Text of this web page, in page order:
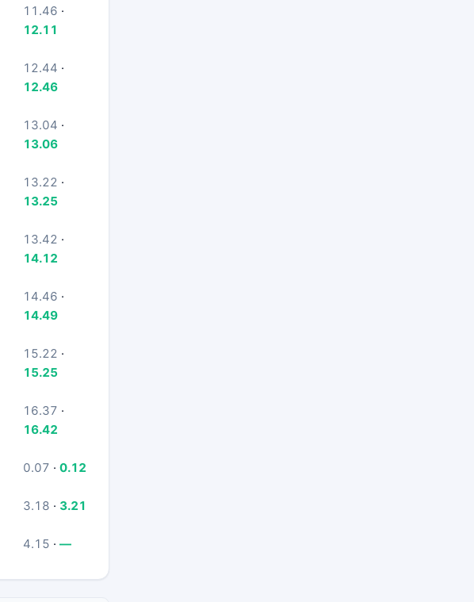
11.46 ·
12.11
12.44 ·
12.46
13.04 ·
13.06
13.22 ·
13.25
13.42 ·
14.12
14.46 ·
14.49
15.22 ·
15.25
16.37 ·
16.42
0.07 · 0.12
3.18 · 3.21
4.15 · —